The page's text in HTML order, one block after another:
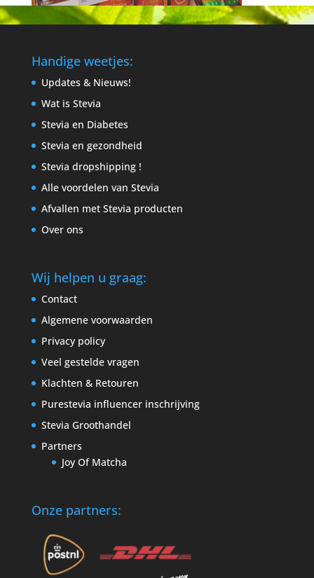
Handige weetjes:
Updates & Nieuws!
Wat is Stevia
Stevia en Diabetes
Stevia en gezondheid
Stevia dropshipping !
Alle voordelen van Stevia
Afvallen met Stevia producten
Over ons
Wij helpen u graag:
Contact
Algemene voorwaarden
Privacy policy
Veel gestelde vragen
Klachten & Retouren
Purestevia influencer inschrijving
Stevia Groothandel
Partners
Joy Of Matcha
Onze partners: